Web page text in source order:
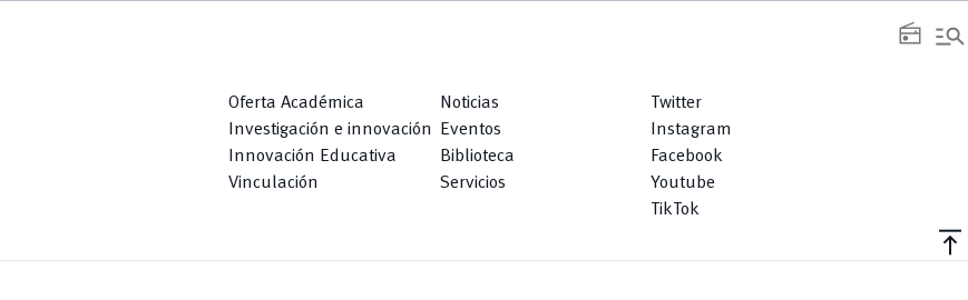
radio manage_search
Oferta Académica
Investigación e innovación
Innovación Educativa
Vinculación
Noticias
Eventos
Biblioteca
Servicios
Twitter
Instagram
Facebook
Youtube
TikTok
vertical_align_top